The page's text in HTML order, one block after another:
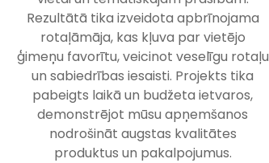
Rezultātā tika izveidota apbrīnojama
rotaļāmāja, kas kļuva par vietējo
ģimeņu favorītu, veicinot veselīgu rotaļu
un sabiedrības iesaisti. Projekts tika
pabeigts laikā un budžeta ietvaros,
demonstrējot mūsu apņemšanos
nodrošināt augstas kvalitātes
produktus un pakalpojumus.